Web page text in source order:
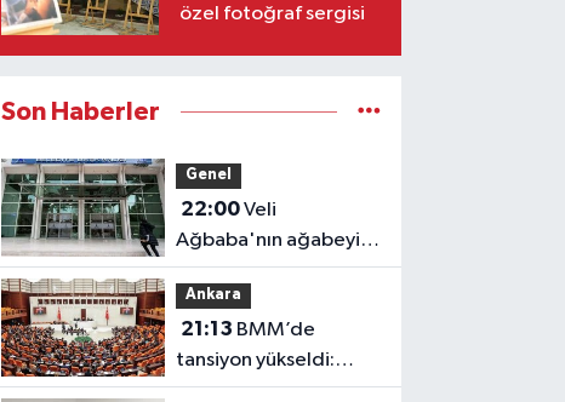
özel fotoğraf sergisi
Son Haberler
Genel
22:00Veli
Ağbaba'nın ağabeyi
tutuklandı
Ankara
21:13
tansiyon yükseldi:
Fezlekeler sonrası sert